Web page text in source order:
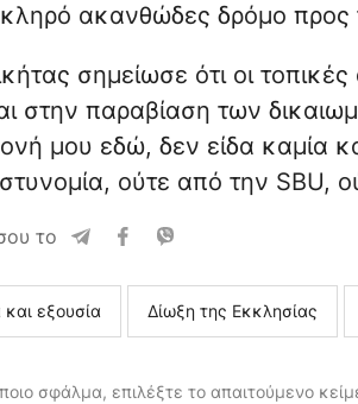
ακανθώδες δρόμο προς
σημείωσε ότι οι
στην παραβίαση των
μου εδώ, δεν είδα καμία
ούτε από την SBU,
το
εξουσία Δίωξη της Εκκλησίας
σφάλμα, επιλέξτε το απαιτούμενο